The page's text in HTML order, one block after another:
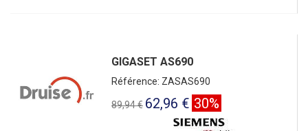
GIGASET AS690
Référence: ZASAS690
89,94 € 62,96 € 30%